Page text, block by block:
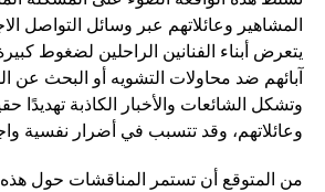
المشاهير وعائلاتهم عبر وسائل التواصل
يتعرض أبناء الفنانين الراحلين لضغوط
آبائهم ضد محاولات التشويه أو البحث عن
وتشكل الشائعات والأخبار الكاذبة تهديدًا
وعائلاتهم، وقد تتسبب في أضرار نفسية
من المتوقع أن تستمر المناقشات حول هذه